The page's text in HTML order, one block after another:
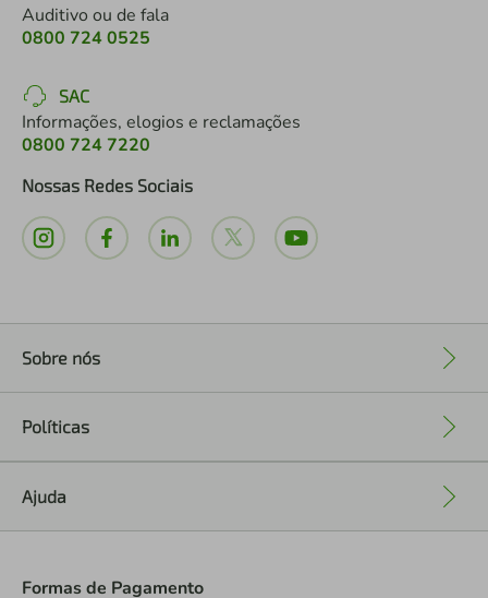
Auditivo ou de fala
0800 724 0525
SAC
Informações, elogios e reclamações
0800 724 7220
Nossas Redes Sociais
Sobre nós
Políticas
Ajuda
Formas de Pagamento